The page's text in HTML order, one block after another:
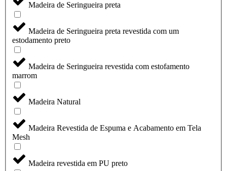
Madeira de Seringueira preta
Madeira de Seringueira preta revestida com um
estodamento preto
Madeira de Seringueira revestida com estofamento
marrom
Madeira Natural
Madeira Revestida de Espuma e Acabamento em Tela
Mesh
Madeira revestida em PU preto